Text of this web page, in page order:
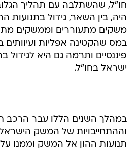
חו"ל, שהשתלבה עם תהליך
היה, בין השאר, גידול בתנועות
משקים מתעוררים וממשקים
במס שהקטינה אפליות ועיוותים
פיננסיים ותרמה גם היא
ישראל בחו"ל.
במהלך השנים הללו עבר הרכב
וההתחייבויות של המשק
תנועות ההון אל המשק וממנו